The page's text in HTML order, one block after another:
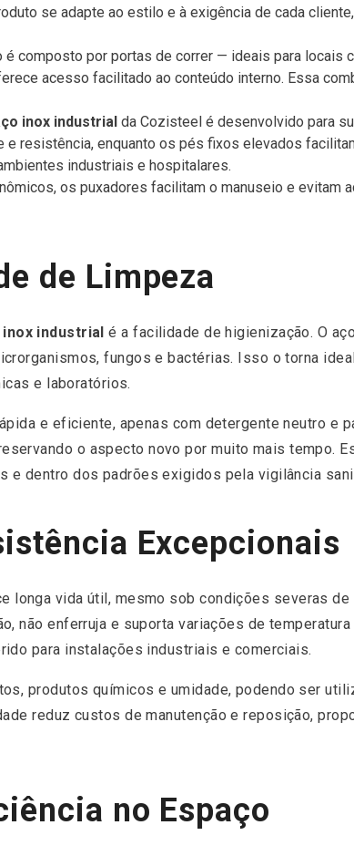
se adapte ao estilo e à exigência de cada
é composto por portas de correr — ideais para locais
acesso facilitado ao conteúdo interno. Essa
inox industrialda Cozisteel é desenvolvido para
e resistência, enquanto os pés fixos elevados
industriais e hospitalares.
os puxadores facilitam o manuseio e evitam
de Limpeza
industrial é a facilidade de higienização. O
fungos e bactérias. Isso o torna
e laboratórios.
e eficiente, apenas com detergente neutro e
o aspecto novo por muito mais tempo.
e dentro dos padrões exigidos pela vigilância
Excepcionais
longa vida útil, mesmo sob condições severas de
não enferruja e suporta variações de
para instalações industriais e comerciais.
produtos químicos e umidade, podendo ser
reduz custos de manutenção e reposição,
no Espaço